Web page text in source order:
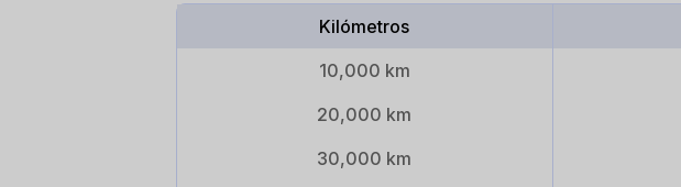
Kilómetros
10,000 km
20,000 km
30,000 km